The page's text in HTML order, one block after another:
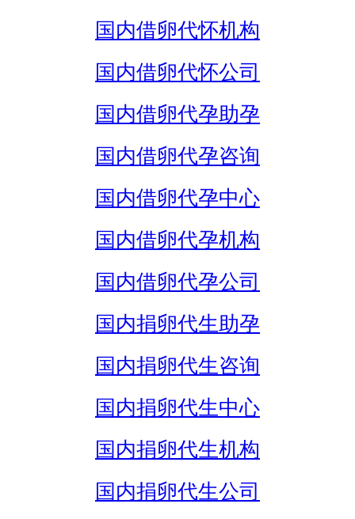
国内借卵代怀机构
国内借卵代怀公司
国内借卵代孕助孕
国内借卵代孕咨询
国内借卵代孕中心
国内借卵代孕机构
国内借卵代孕公司
国内捐卵代生助孕
国内捐卵代生咨询
国内捐卵代生中心
国内捐卵代生机构
国内捐卵代生公司